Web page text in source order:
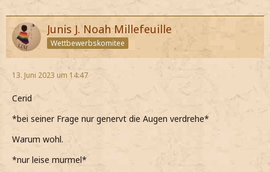
Junis J. Noah Millefeuille
Wettbewerbskomitee
13. Juni 2023 um 14:47
Cerid
*bei seiner Frage nur genervt die Augen verdrehe*
Warum wohl.
*nur leise murmel*